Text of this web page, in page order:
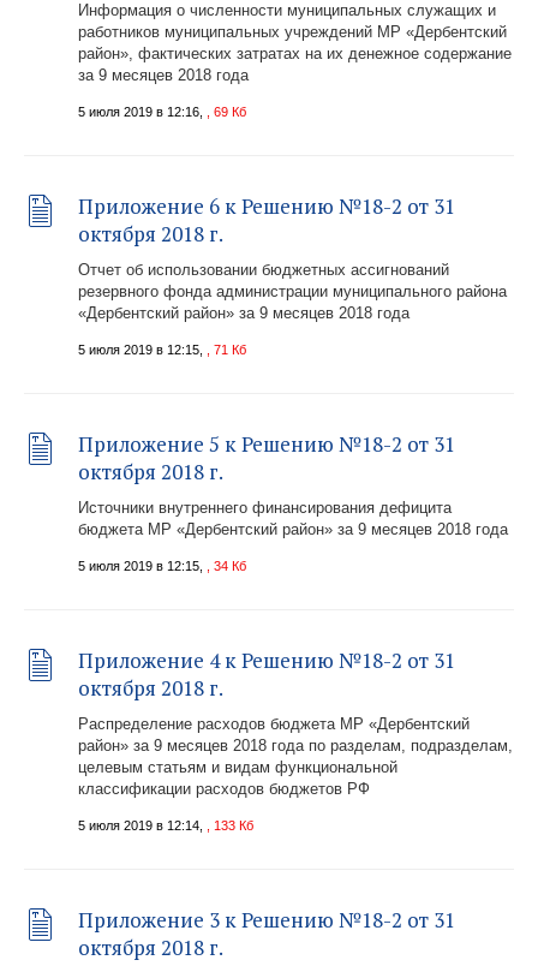
Информация о численности муниципальных служащих и
работников муниципальных учреждений МР «Дербентский
район», фактических затратах на их денежное содержание
за 9 месяцев 2018 года
5 июля 2019 в 12:16, , 69 Кб
Приложение 6 к Решению №18-2 от 31
октября 2018 г.
Отчет об использовании бюджетных ассигнований
резервного фонда администрации муниципального района
«Дербентский район» за 9 месяцев 2018 года
5 июля 2019 в 12:15, , 71 Кб
Приложение 5 к Решению №18-2 от 31
октября 2018 г.
Источники внутреннего финансирования дефицита
бюджета МР «Дербентский район» за 9 месяцев 2018 года
5 июля 2019 в 12:15, , 34 Кб
Приложение 4 к Решению №18-2 от 31
октября 2018 г.
Распределение расходов бюджета МР «Дербентский
район» за 9 месяцев 2018 года по разделам, подразделам,
целевым статьям и видам функциональной
классификации расходов бюджетов РФ
5 июля 2019 в 12:14, , 133 Кб
Приложение 3 к Решению №18-2 от 31
октября 2018 г.